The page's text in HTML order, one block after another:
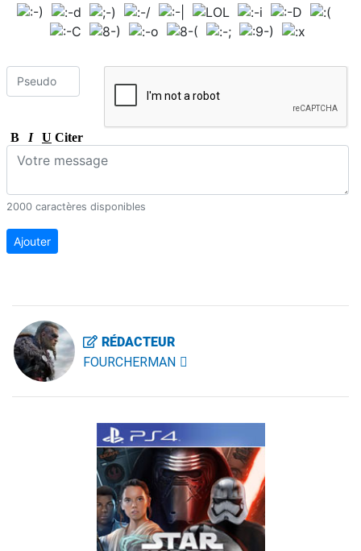
RÉDACTEUR
FOURCHERMAN
B I U Citer
2000 caractères disponibles
Ajouter